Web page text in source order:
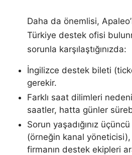
Daha da önemlisi,
Türkiye destek ofisi
sorunla karşılaştığınızda:
İngilizce destek bileti
gerekir.
Farklı saat dilimleri
saatler, hatta günler
Sorun yaşadığınız
(örneğin kanal yöneticisi),
firmanın destek ekipleri